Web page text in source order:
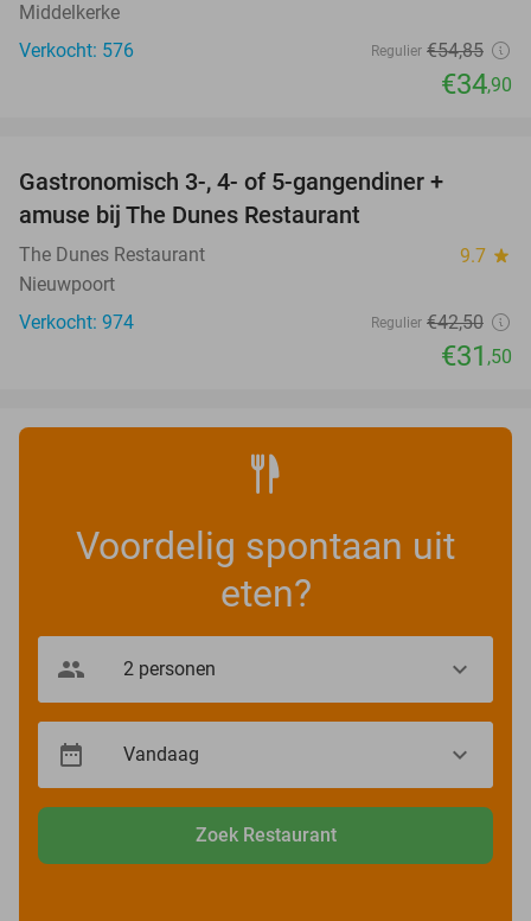
Middelkerke
Verkocht: 576
Regulier €54,85
€34,90
Gastronomisch 3-, 4- of 5-gangendiner +
amuse bij The Dunes Restaurant
The Dunes Restaurant 9.7 star
Nieuwpoort
Verkocht: 974
Regulier €42,50
€31 ,50
Voordelig spontaan uit
eten?
Zoek Restaurant